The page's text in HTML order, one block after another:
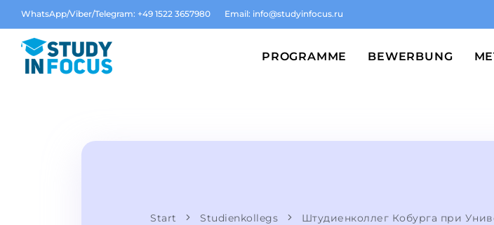
WhatsApp/Viber/Telegram: +49 1522 3657980 Email: info@studyinfocus.ru
PROGRAMME BEWERBUNG
Start Studienkollegs Штудиенколлег Кобурга при